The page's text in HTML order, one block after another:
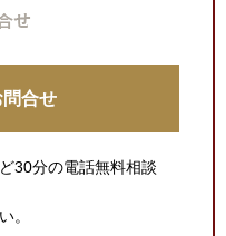
合せ
30分の電話無料相談
。